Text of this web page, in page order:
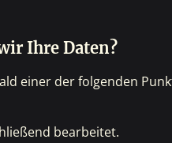
Ihre Daten?
einer der folgenden
bearbeitet.